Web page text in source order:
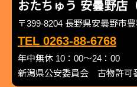
おたちゅう 安曇野店
〒399-8204 長野県安曇野市
TEL 0263-88-6768
年中無休 10：00～24：00
新潟県公安委員会 古物許可